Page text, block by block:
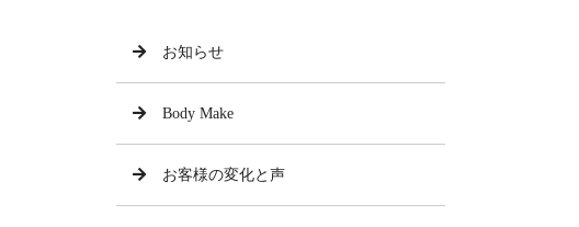
お知らせ
Body Make
お客様の変化と声